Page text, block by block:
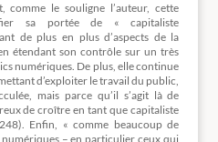
comme le souligne l’auteur, cette
sa portée de « capitaliste
de plus en plus d’aspects de la
étendant son contrôle sur un très
numériques. De plus, elle continue
d’exploiter le travail du public,
mais parce qu’il s’agit là de
de croître en tant que capitaliste
Enfin, « comme beaucoup de
– en particulier ceux qui